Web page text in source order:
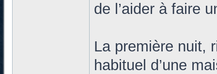
de l’aider à faire
La première nuit,
habituel d’une